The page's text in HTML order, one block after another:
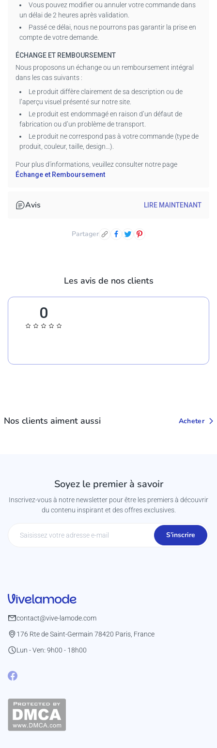
Remarque :
Les couleurs sur l’image de prévisualisation
peuvent légèrement différer du produit réel en raison des
conditions d’éclairage ou des réglages d’affichage.
Veuillez remplir tous les champs requis et vérifier
soigneusement l’orthographe avant l’achat.
(pas de caractères spéciaux).
Utilisez la fonction d’aperçu pour visualiser votre design
personnalisé avant de finaliser la commande.
Instructions d’entretien :
Laver à l’eau froide avec des couleurs similaires.
Ne pas utiliser d’eau de Javel ni sécher au sèche-linge.
Repasser à basse température si nécessaire.
Confort de qualité : Notre tissu de poids moyen assure un
Durable & facile d’entretien : Lavable en machine et
cadeau unique ou une pièce favorite.
Vous pouvez modifier ou annuler votre commande dans
un délai de 2 heures après validation.
Passé ce délai, nous ne pourrons pas garantir la prise en
compte de votre demande.
ÉCHANGE ET REMBOURSEMENT
Nous proposons un échange ou un remboursement intégral
dans les cas suivants :
Le produit diffère clairement de sa description ou de
l’aperçu visuel présenté sur notre site.
Le produit est endommagé en raison d’un défaut de
fabrication ou d’un problème de transport.
Le produit ne correspond pas à votre commande (type de
produit, couleur, taille, design…).
Pour plus d'informations, veuillez consulter notre page
Échange et Remboursement
Avis LIRE MAINTENANT
Partager
Les avis de nos clients
0
Nos clients aiment aussi Acheter
Soyez le premier à savoir
Inscrivez-vous à notre newsletter pour être les premiers à découvrir
du contenu inspirant et des offres exclusives.
S’inscrire
contact@vive-lamode.com
176 Rte de Saint-Germain 78420 Paris, France
Lun - Ven: 9h00 - 18h00